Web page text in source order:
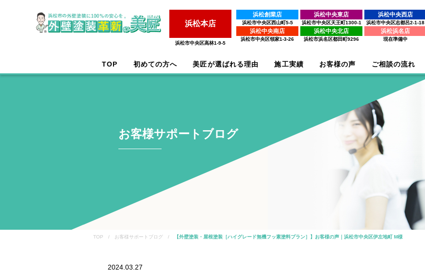
浜松本店
浜松市中央区高林1-9-5
浜松創業店
浜松市中央区西山町5-5
浜松中央東店
浜松市中央区天王町1300-1
浜松中央西店
浜松市中央区志都呂2-1-18
浜松中央南店
浜松市中央区領家1-3-26
浜松中央北店
浜松市浜名区都田町9296
浜松浜名店
現在準備中
TOP 初めての方へ 美匠が選ばれる理由 施工実績 お客様の声 ご相談の流れ
お客様サポートブログ
TOP / お客様サポートブログ / 【外壁塗装・屋根塗装［ハイグレード無機フッ素塗料プラン］】お客様の声｜浜松市中央区伊左地町 M様
2024.03.27